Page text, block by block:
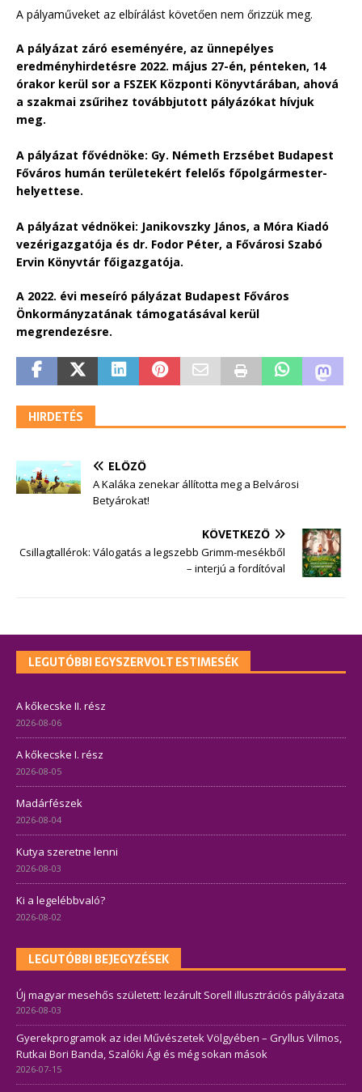
A pályaműveket az elbírálást követően nem őrizzük meg.
A pályázat záró eseményére, az ünnepélyes
eredményhirdetésre 2022. május 27-én, pénteken, 14
órakor kerül sor a FSZEK Központi Könyvtárában, ahová
a szakmai zsűrihez továbbjutott pályázókat hívjuk
meg.
A pályázat fővédnöke: Gy. Németh Erzsébet Budapest
Főváros humán területekért felelős főpolgármester-
helyettese.
A pályázat védnökei: Janikovszky János, a Móra Kiadó
vezérigazgatója és dr. Fodor Péter, a Fővárosi Szabó
Ervin Könyvtár főigazgatója.
A 2022. évi meseíró pályázat Budapest Főváros
Önkormányzatának támogatásával kerül
megrendezésre.
HIRDETÉS
ELŐZŐ
A Kaláka zenekar állította meg a Belvárosi
Betyárokat!
KÖVETKEZŐ
Csillagtallérok: Válogatás a legszebb Grimm-mesékből
– interjú a fordítóval
LEGUTÓBBI EGYSZERVOLT ESTIMESÉK
A kőkecske II. rész
2026-08-06
A kőkecske I. rész
2026-08-05
Madárfészek
2026-08-04
Kutya szeretne lenni
2026-08-03
Ki a legelébbvaló?
2026-08-02
LEGUTÓBBI BEJEGYZÉSEK
Új magyar mesehős született: lezárult Sorell illusztrációs pályázata
2026-08-03
Gyerekprogramok az idei Művészetek Völgyében – Gryllus Vilmos,
Rutkai Bori Banda, Szalóki Ági és még sokan mások
2026-07-15